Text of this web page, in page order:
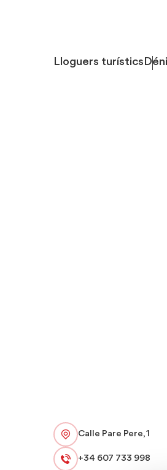
Lloguers turístics
Calle Pare Pere, 1
+34 607 733 998